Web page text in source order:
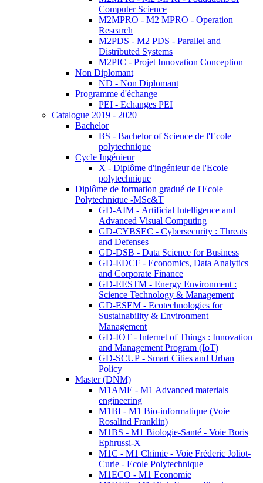
Computer Science
M2MPRO - M2 MPRO - Operation
Research
M2PDS - M2 PDS - Parallel and
Distributed Systems
M2PIC - Projet Innovation Conception
Non Diplomant
ND - Non Diplomant
Programme d'échange
PEI - Echanges PEI
Catalogue 2019 - 2020
Bachelor
BS - Bachelor of Science de l'Ecole
polytechnique
Cycle Ingénieur
X - Diplôme d'ingénieur de l'Ecole
polytechnique
Diplôme de formation gradué de l'Ecole
Polytechnique -MSc&T
GD-AIM - Artificial Intelligence and
Advanced Visual Computing
GD-CYBSEC - Cybersecurity : Threats
and Defenses
GD-DSB - Data Science for Business
GD-EDCF - Economics, Data Analytics
and Corporate Finance
GD-EESTM - Energy Environment :
Science Technology & Management
GD-ESEM - Ecotechnologies for
Sustainability & Environment
Management
GD-IOT - Internet of Things : Innovation
and Management Program (IoT)
GD-SCUP - Smart Cities and Urban
Policy
Master (DNM)
M1AME - M1 Advanced materials
engineering
M1BI - M1 Bio-informatique (Voie
Rosalind Franklin)
M1BS - M1 Biologie-Santé - Voie Boris
Ephrussi-X
M1C - M1 Chimie - Voie Fréderic Joliot-
Curie - Ecole Polytechnique
M1ECO - M1 Economie